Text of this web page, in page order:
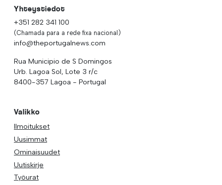
Yhteystiedot
+351 282 341 100
(Chamada para a rede fixa nacional)
info@theportugalnews.com
Rua Municipio de S Domingos
Urb. Lagoa Sol, Lote 3 r/c
8400-357 Lagoa - Portugal
Valikko
Ilmoitukset
Uusimmat
Ominaisuudet
Uutiskirje
Työurat